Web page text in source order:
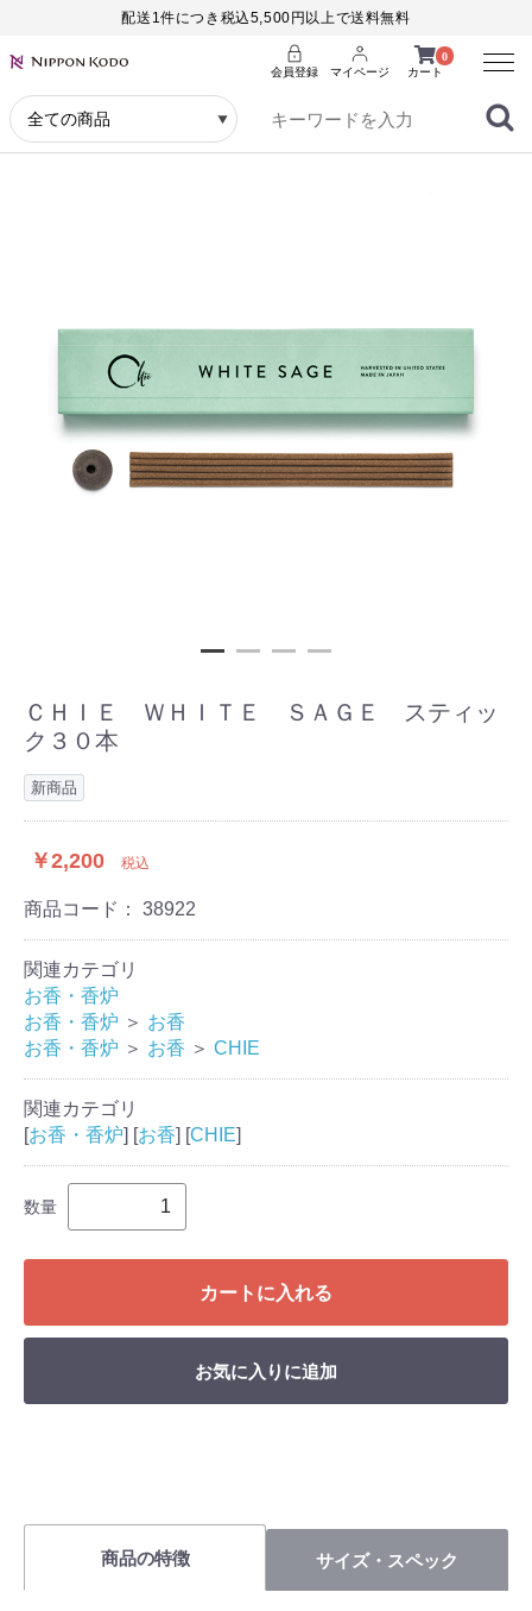
配送1件につき税込5,500円以上で送料無料
0
カート
会員登録 マイページ
Menu
ＣＨＩＥ ＷＨＩＴＥ ＳＡＧＥ スティッ
ク３０本
新商品
￥2,200 税込
商品コード： 38922
関連カテゴリ
お香・香炉
お香・香炉 ＞ お香
お香・香炉 ＞ お香 ＞ CHIE
関連カテゴリ
[お香・香炉] [お香] [CHIE]
数量
カートに入れる
お気に入りに追加
商品の特徴 サイズ・スペック